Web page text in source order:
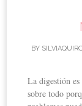
BY
La digestión
sobre todo